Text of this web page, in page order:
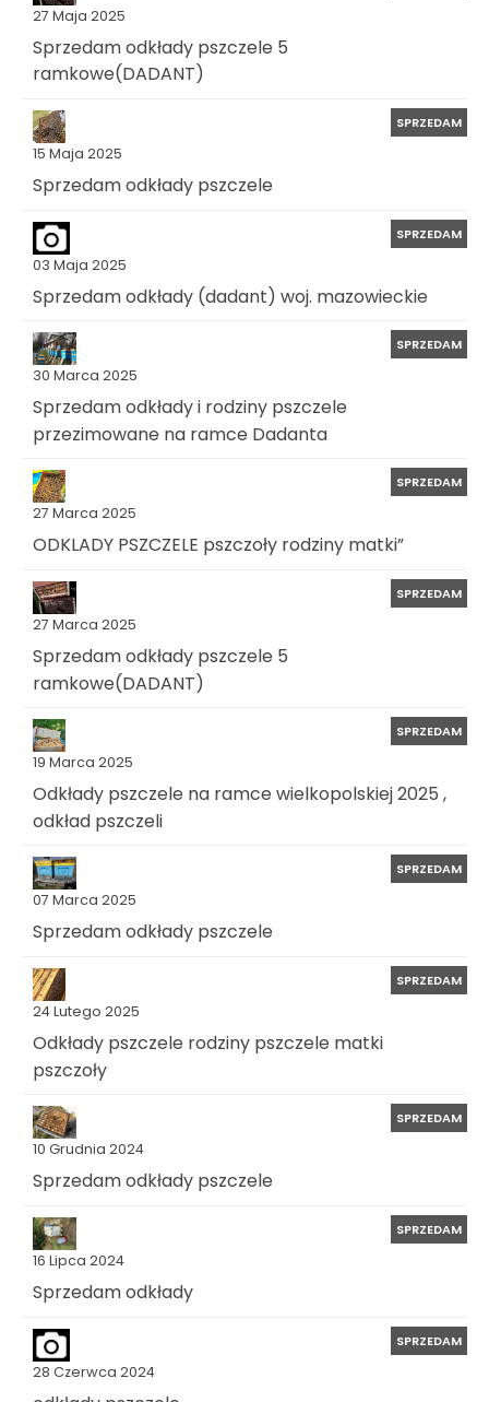
27 Maja 2025
Sprzedam odkłady pszczele 5
ramkowe(DADANT)
15 Maja 2025
SPRZEDAM
Sprzedam odkłady pszczele
03 Maja 2025
SPRZEDAM
Sprzedam odkłady (dadant) woj. mazowieckie
30 Marca 2025
SPRZEDAM
Sprzedam odkłady i rodziny pszczele
przezimowane na ramce Dadanta
27 Marca 2025
SPRZEDAM
ODKLADY PSZCZELE pszczoły rodziny matki”
27 Marca 2025
SPRZEDAM
Sprzedam odkłady pszczele 5
ramkowe(DADANT)
19 Marca 2025
SPRZEDAM
Odkłady pszczele na ramce wielkopolskiej 2025 ,
odkład pszczeli
07 Marca 2025
SPRZEDAM
Sprzedam odkłady pszczele
24 Lutego 2025
SPRZEDAM
Odkłady pszczele rodziny pszczele matki
pszczoły
10 Grudnia 2024
SPRZEDAM
Sprzedam odkłady pszczele
16 Lipca 2024
SPRZEDAM
Sprzedam odkłady
28 Czerwca 2024
SPRZEDAM